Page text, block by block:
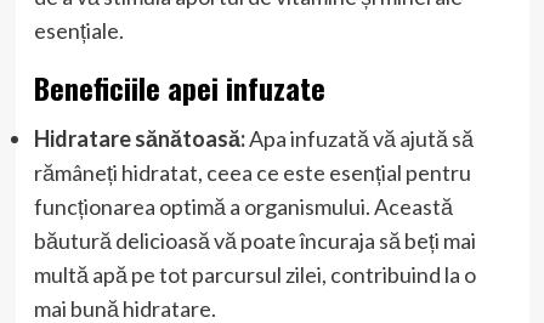
esențiale.
Beneficiile apei infuzate
Hidratare sănătoasă:Apa infuzată vă ajută să
rămâneți hidratat, ceea ce este esențial pentru
funcționarea optimă a organismului. Această
băutură delicioasă vă poate încuraja să beți mai
multă apă pe tot parcursul zilei, contribuind la o
mai bună hidratare.